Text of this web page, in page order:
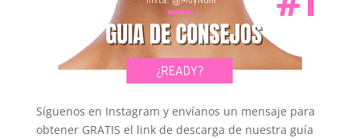
Síguenos en Instagram y envíanos un mensaje para
obtener GRATIS el link de descarga de nuestra guía